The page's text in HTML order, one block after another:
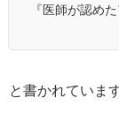
『医師が認め
と書かれています